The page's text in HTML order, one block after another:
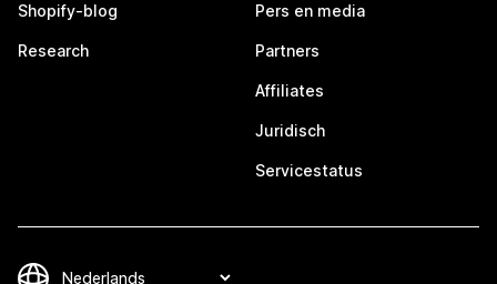
Shopify-blog
Research
Pers en media
Partners
Affiliates
Juridisch
Servicestatus